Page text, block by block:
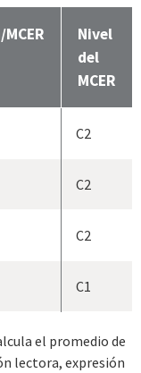
Nivel
del
MCER
C2
C2
C2
C1
el promedio de
lectora, expresión